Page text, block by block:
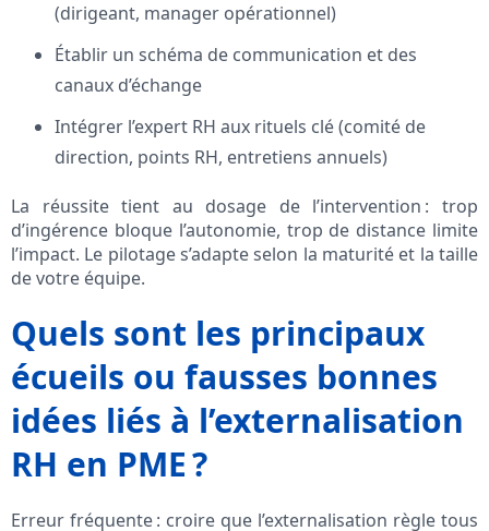
(dirigeant, manager opérationnel)
Établir un schéma de communication et des
canaux d’échange
Intégrer l’expert RH aux rituels clé (comité de
direction, points RH, entretiens annuels)
La réussite tient au dosage de l’intervention : trop
d’ingérence bloque l’autonomie, trop de distance limite
l’impact. Le pilotage s’adapte selon la maturité et la taille
de votre équipe.
Quels sont les principaux
écueils ou fausses bonnes
idées liés à l’externalisation
RH en PME ?
Erreur fréquente : croire que l’externalisation règle tous